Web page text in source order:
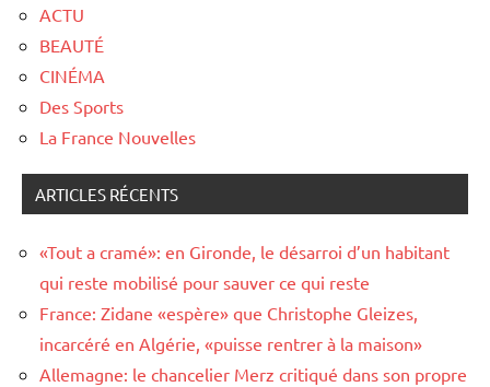
ACTU
BEAUTÉ
CINÉMA
Des Sports
La France Nouvelles
ARTICLES RÉCENTS
«Tout a cramé»: en Gironde, le désarroi d’un habitant
qui reste mobilisé pour sauver ce qui reste
France: Zidane «espère» que Christophe Gleizes,
incarcéré en Algérie, «puisse rentrer à la maison»
Allemagne: le chancelier Merz critiqué dans son propre